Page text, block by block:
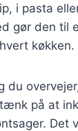
i pasta
gør den til
køkken.
du
på at
Det